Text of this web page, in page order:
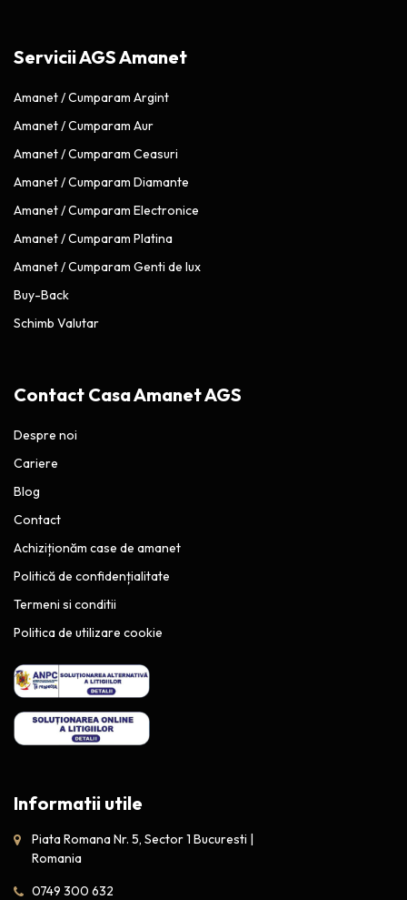
Servicii AGS Amanet
Amanet / Cumparam Argint
Amanet / Cumparam Aur
Amanet / Cumparam Ceasuri
Amanet / Cumparam Diamante
Amanet / Cumparam Electronice
Amanet / Cumparam Platina
Amanet / Cumparam Genti de lux
Buy-Back
Schimb Valutar
Contact Casa Amanet AGS
Despre noi
Cariere
Blog
Contact
Achiziționăm case de amanet
Politică de confidențialitate
Termeni si conditii
Politica de utilizare cookie
Informatii utile
Piata Romana Nr. 5, Sector 1 Bucuresti |
Romania
0749 300 632